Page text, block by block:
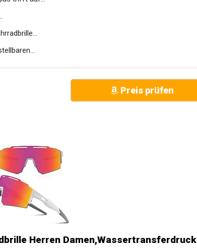
Preis prüfen
Herren Damen,Wassertransferdruck